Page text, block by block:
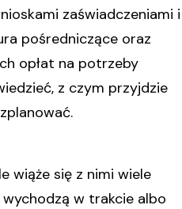
zaświadczeniami i
pośredniczące oraz
opłat na potrzeby
z czym przyjdzie
wiąże się z nimi wiele
w trakcie albo